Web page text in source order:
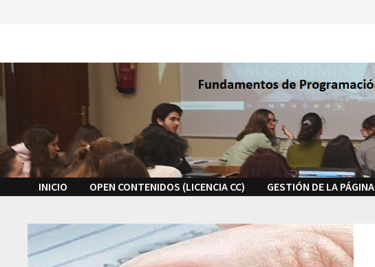
INICIO OPEN CONTENIDOS (LICENCIA CC) GESTIÓN DE LA PÁGINA